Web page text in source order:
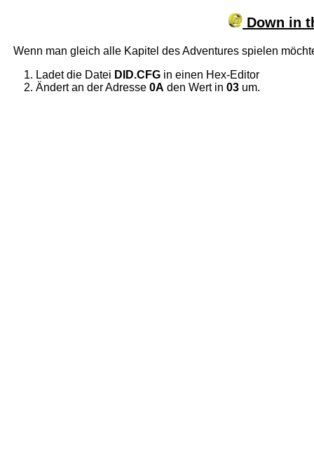
Down in
Wenn man gleich alle Kapitel des Adventures spielen
Ladet die Datei DID.CFG in einen Hex-Editor
Ändert an der Adresse0A den Wert in03 um.